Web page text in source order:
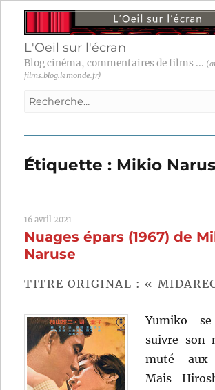
L'Oeil sur l'écran
Blog cinéma, commentaires de films ...
films.blog.lemonde.fr)
Recherche
:
Étiquette : Mikio
16 avril 2021
Nuages épars (1967) de
Naruse
TITRE ORIGINAL : «
Yumiko
suivre son
muté aux
Mais